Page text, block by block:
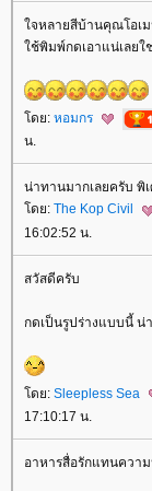
จหลายสีบ้านคุณโอเ
ช้พิมพ์กดเอาแน่เลยใ
ดย: หอมกร
น.
น่าทานมากเลยครับ พิ
ดย: The Kop Civil
16:02:52 น.
สวัสดีครับ
กดเป็นรูปร่างแบบนี้ น่
ดย: Sleepless Sea
17:10:17 น.
อาหารสื่อรักแทนควา